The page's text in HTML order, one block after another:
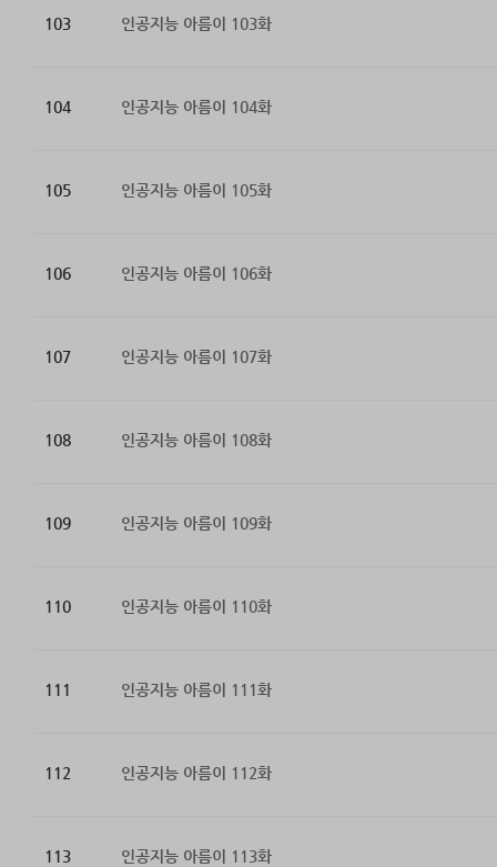
103 인공지능 아름이 103화
104 인공지능 아름이 104화
105 인공지능 아름이 105화
106 인공지능 아름이 106화
107 인공지능 아름이 107화
108 인공지능 아름이 108화
109 인공지능 아름이 109화
110 인공지능 아름이 110화
111 인공지능 아름이 111화
112 인공지능 아름이 112화
113 인공지능 아름이 113화